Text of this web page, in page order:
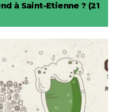
à Saint-Etienne ? (21